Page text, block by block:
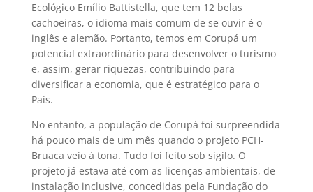
Ecológico Emílio Battistella, que tem 12 belas
cachoeiras, o idioma mais comum de se ouvir é o
inglês e alemão. Portanto, temos em Corupá um
potencial extraordinário para desenvolver o turismo
e, assim, gerar riquezas, contribuindo para
diversificar a economia, que é estratégico para o
País.
No entanto, a população de Corupá foi surpreendida
há pouco mais de um mês quando o projeto PCH-
Bruaca veio à tona. Tudo foi feito sob sigilo. O
projeto já estava até com as licenças ambientais, de
instalação inclusive, concedidas pela Fundação do